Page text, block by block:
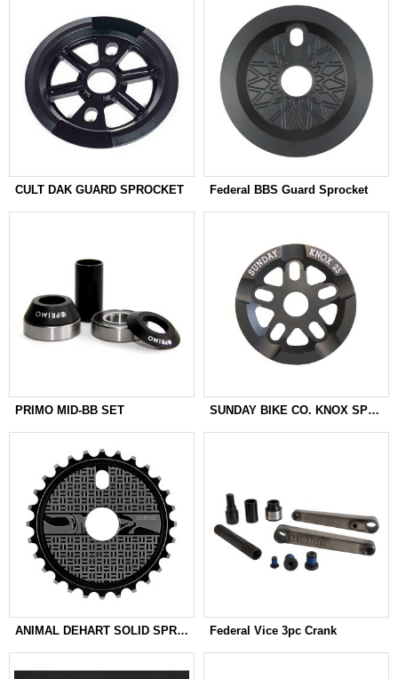
CULT DAK GUARD SPROCKET Federal BBS Guard Sprocket
PRIMO MID-BB SET SUNDAY BIKE CO. KNOX SPROCKET
ANIMAL DEHART SOLID SPROCKET Federal Vice 3pc Crank